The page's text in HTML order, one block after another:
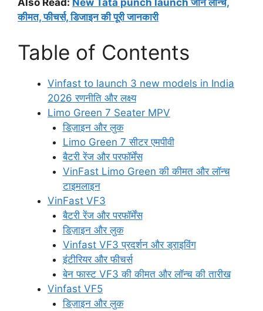
Also Read: New Tata punch launch जानें लॉन्च,
कीमत, फीचर्स, डिजाइन की पूरी जानकारी
Table of Contents
Vinfast to launch 3 new models in India
2026 रणनीति और लक्ष्य
Limo Green 7 Seater MPV
डिज़ाइन और लुक
Limo Green 7 सीटर एमपीवी
बैटरी रेंज और परफॉर्मेंस
VinFast Limo Green की कीमत और लॉन्च
टाइमलाइन
VinFast VF3
बैटरी रेंज और परफॉर्मेंस
डिज़ाइन और लुक
Vinfast VF3 प्रदर्शन और ड्राइविंग
इंटीरियर और फीचर्स
बेन फास्ट VF3 की कीमत और लॉन्च की तारीख
Vinfast VF5
डिज़ाइन और लुक